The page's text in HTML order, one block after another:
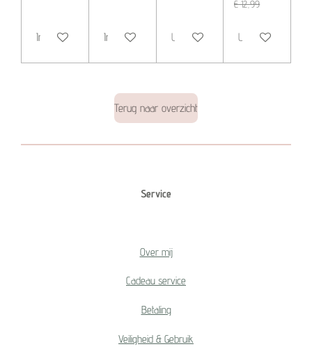
In winkelwagen In winkelwagen Uitverkocht
€ 12,99
Uitverkocht
Terug naar overzicht
Service
Over mij
Cadeau service
Betaling
Veiligheid & Gebruik